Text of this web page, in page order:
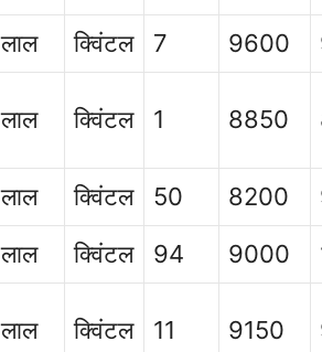
लाल क्विंटल 7 9600
लाल क्विंटल 1 8850
लाल क्विंटल 50 8200
लाल क्विंटल 94 9000
लाल क्विंटल 11 9150